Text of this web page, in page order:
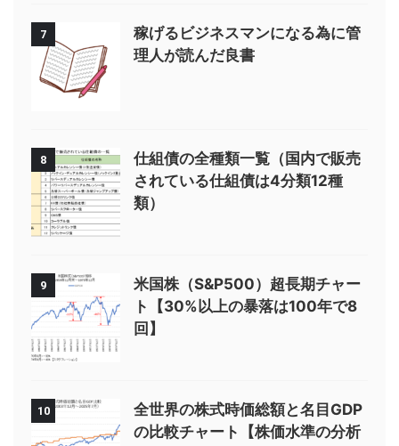
7
稼げるビジネスマンになる為に管
理人が読んだ良書
8
仕組債の全種類一覧（国内で販売
されている仕組債は4分類12種
類）
9
米国株（S&P500）超長期チャー
ト【30%以上の暴落は100年で8
回】
10
全世界の株式時価総額と名目GDP
の比較チャート【株価水準の分析